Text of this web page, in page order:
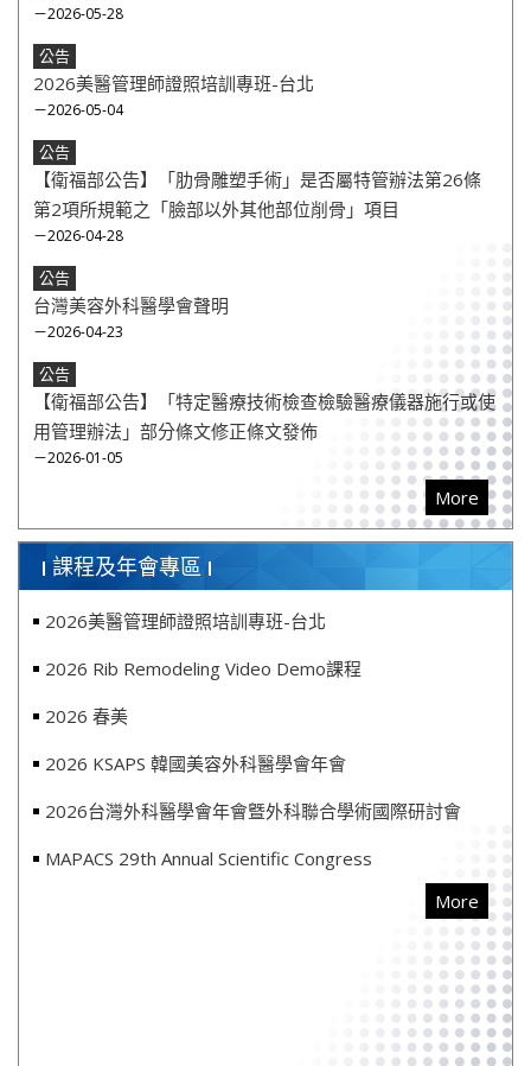
－2026-05-28
公告
2026美醫管理師證照培訓專班-台北
－2026-05-04
公告
【衛福部公告】「肋骨雕塑手術」是否屬特管辦法第26條
第2項所規範之「臉部以外其他部位削骨」項目
－2026-04-28
公告
台灣美容外科醫學會聲明
－2026-04-23
公告
【衛福部公告】「特定醫療技術檢查檢驗醫療儀器施行或使
用管理辦法」部分條文修正條文發佈
－2026-01-05
More
課程及年會專區
2026美醫管理師證照培訓專班-台北
2026 Rib Remodeling Video Demo課程
2026 春美
2026 KSAPS 韓國美容外科醫學會年會
2026台灣外科醫學會年會曁外科聯合學術國際研討會
MAPACS 29th Annual Scientific Congress
More